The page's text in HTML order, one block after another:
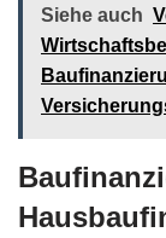
Siehe auch